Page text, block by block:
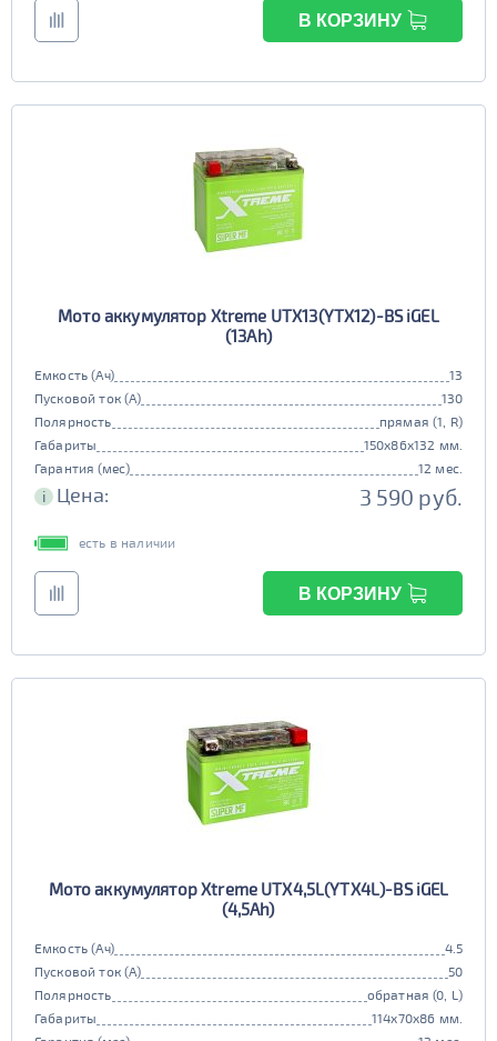
Высота (мм)
100 - 180
EFB
ПОКАЗАТЬ
СБРОСИТЬ
В КОРЗИНУ
Мото аккумулятор Xtreme UTX13(YTX12)-BS iGEL
(13Ah)
Емкость (Ач)
13
Пусковой ток (А)
130
Полярность
прямая (1, R)
Габариты
150x86x132 мм.
Гарантия (мес)
12 мес.
i Цена: 3 590 руб.
есть в наличии
В КОРЗИНУ
Мото аккумулятор Xtreme UTX4,5L(YTX4L)-BS iGEL
(4,5Ah)
Емкость (Ач)
4.5
Пусковой ток (А)
50
Полярность
обратная (0, L)
Габариты
114x70x86 мм.